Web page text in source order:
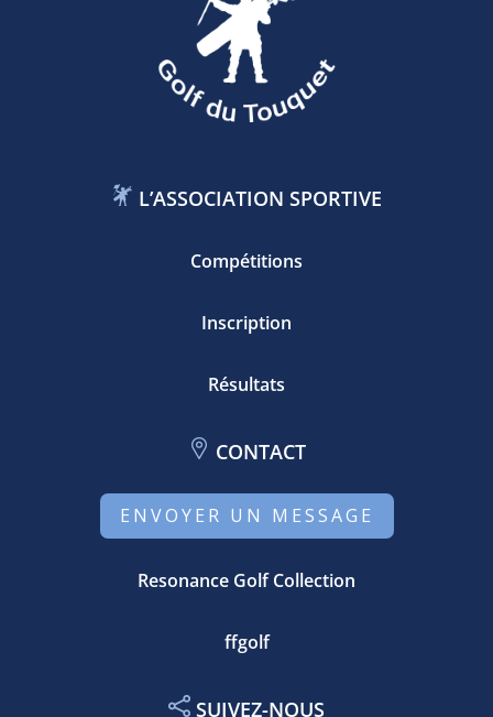
L’ASSOCIATION SPORTIVE
Compétitions
Inscription
Résultats
CONTACT
ENVOYER UN MESSAGE
Resonance Golf Collection
ffgolf
SUIVEZ-NOUS